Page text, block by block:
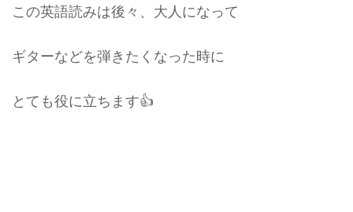
この英語読みは後々、大人になって
ギターなどを弾きたくなった時に
とても役に立ちます👍